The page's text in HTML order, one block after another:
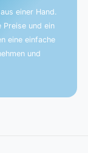
einer Hand.
und ein
eine einfache
und